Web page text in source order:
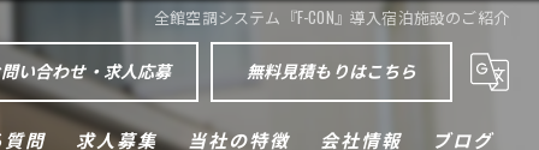
全館空調システム『F-CON』導入宿泊施設のご紹介
い合わせ・求人応募 無料見積もりはこちら
質問 求人募集 当社の特徴 会社情報 ブログ